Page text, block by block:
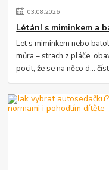
03.08.2026
Létání s miminkem a
Let s miminkem nebo
můra – strach z pláče,
pocit, že se na něco d...